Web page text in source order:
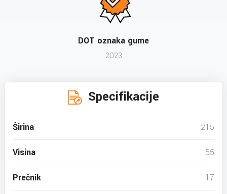
DOT oznaka gume
2023
Specifikacije
Širina 215
Visina 55
Prečnik 17